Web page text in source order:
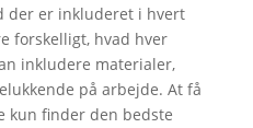
der er inkluderet i hvert
forskelligt, hvad hver
inkludere materialer,
på arbejde. At få
kun finder den bedste